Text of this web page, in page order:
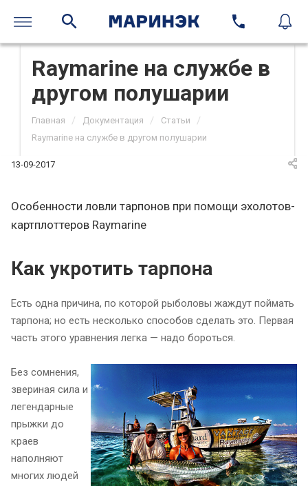
Raymarine на службе в
другом полушарии
Главная / Документация / Статьи /
Raymarine на службе в другом полушарии
13-09-2017
Особенности ловли тарпонов при помощи эхолотов-
картплоттеров Raymarine
Как укротить тарпона
Есть одна причина, по которой рыболовы жаждут поймать
тарпона; но есть несколько способов сделать это. Первая
часть этого уравнения легка — надо бороться.
Без сомнения,
звериная сила и
легендарные
прыжки до
краев
наполняют
многих людей